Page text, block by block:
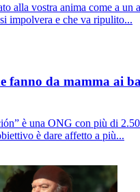
alla vostra anima come a un
impolvera e che va ripulito...
fanno da mamma ai
è una ONG con più di
è dare affetto a più...